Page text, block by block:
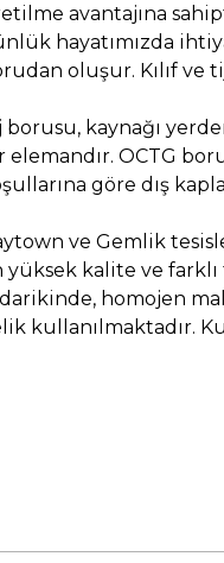
avantajına
hayatımızda
oluşur. Kılıf ve
borusu, kaynağı
elemandır. OCTG
göre dış
ve Gemlik
yüksek kalite ve
homojen
kullanılmaktadır.